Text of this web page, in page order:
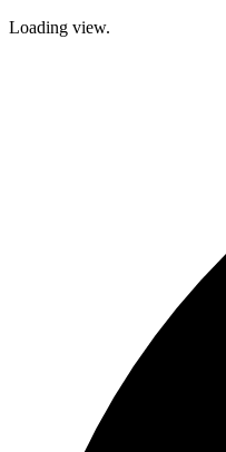
Loading view.